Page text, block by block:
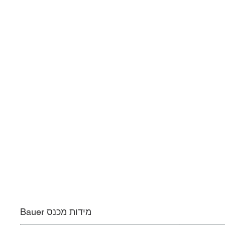
מידות מכנס Bauer